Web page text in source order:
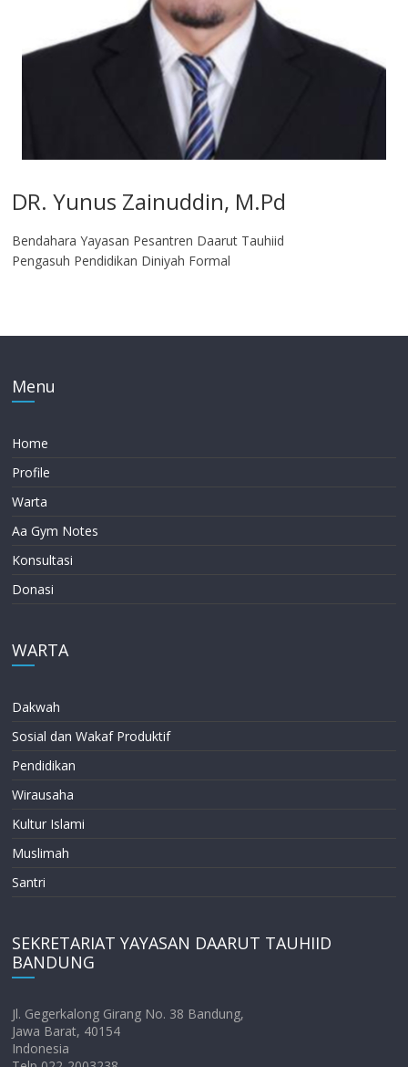
DR. Yunus Zainuddin, M.Pd
Bendahara Yayasan Pesantren Daarut Tauhiid
Pengasuh Pendidikan Diniyah Formal
Menu
Home
Profile
Warta
Aa Gym Notes
Konsultasi
Donasi
WARTA
Dakwah
Sosial dan Wakaf Produktif
Pendidikan
Wirausaha
Kultur Islami
Muslimah
Santri
SEKRETARIAT YAYASAN DAARUT TAUHIID
BANDUNG
Jl. Gegerkalong Girang No. 38 Bandung,
Jawa Barat, 40154
Indonesia